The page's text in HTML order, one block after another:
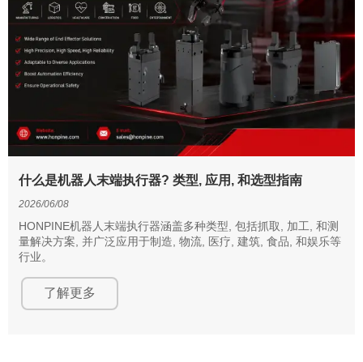
什么是机器人末端执行器? 类型, 应用, 和选型指南
2026/06/08
HONPINE机器人末端执行器涵盖多种类型, 包括抓取, 加工, 和测
量解决方案, 并广泛应用于制造, 物流, 医疗, 建筑, 食品, 和娱乐等
行业。
了解更多